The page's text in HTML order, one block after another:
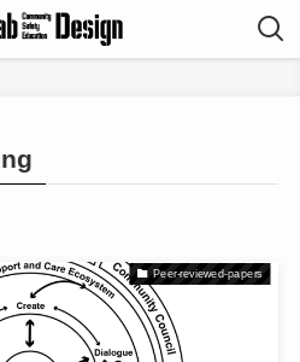
Peer-reviewed-papers